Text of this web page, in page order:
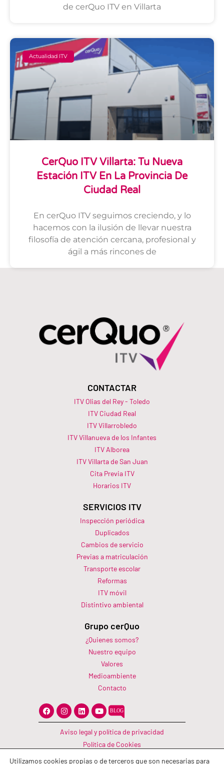
de cerQuo ITV en Villarta
Actualidad ITV
CerQuo ITV Villarta: Tu Nueva
Estación ITV En La Provincia De
Ciudad Real
En cerQuo ITV seguimos creciendo, y lo
hacemos con la ilusión de llevar nuestra
filosofía de atención cercana, profesional y
ágil a más rincones de
CONTACTAR
ITV Olias del Rey - Toledo
ITV Ciudad Real
ITV Villarrobledo
ITV Villanueva de los Infantes
ITV Alborea
ITV Villarta de San Juan
Cita Previa ITV
Horarios ITV​
SERVICIOS ITV
Inspección periódica
Duplicados
Cambios de servicio
Previas a matriculación
Transporte escolar
Reformas
ITV móvil
Distintivo ambiental
Grupo cerQuo
¿Quienes somos?
Nuestro equipo
Valores
Medioambiente
Contacto
F
a
c
o
k
I
n
s
t
a
r
a
L
i
n
k
e
d
i
n
Y
o
u
t
u
b
e
Aviso legal y política de privacidad
Política de Cookies
Canal Información
Utilizamos cookies propias o de terceros que son necesarias para